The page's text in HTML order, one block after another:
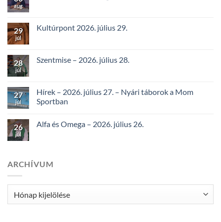
aug
29
júl
Kultúrpont 2026. július 29.
28
júl
Szentmise – 2026. július 28.
27
júl
Hírek – 2026. július 27. – Nyári táborok a Mom
Sportban
26
júl
Alfa és Omega – 2026. július 26.
ARCHÍVUM